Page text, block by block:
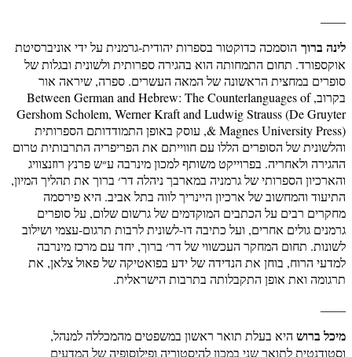
לינה ברוך הוסמכה כדוקטור בספרות יהודית-גרמנית על ידי אוניברסיטת
אוקספורד. תחום התמחותה הוא בהגירה ספרותית ולשונית ובגלות של
סופרים במחצית הראשונה של המאה העשרים. ספרה, שיראה אור
בקרוב, Between German and Hebrew: The Counterlanguages of
Gershom Scholem, Werner Kraft and Ludwig Strauss (De Gruyter
& Magnes University Press), עוסק באופן התמודדותם הספרותית
והלשונית של הסופרים הללו עם חווייתם את הפריפריה התרבותית טרום
ההגירה ולאחריה. בפרוייקט משותף למכון מינרבה ע״ש פרנץ רוזנצוויג
והארכיון הספרותי של גרמניה במארבך ניהלה דר׳ ברוך את תהליך המיון,
התיעוד והמחשוב של ארכיון היינריך לווה בתל אביב. היא פירסמה
מחקרים רבים על הכתבים המוקדמים של גרשום שלום, על סופרים
גרמנים גולים אחרים, ועל כתיבה דו-לשונית לרבות תרגום-עצמי ושילוב
לשונות. תחום המחקר העכשווי של דר׳ ברוך, יחד עם מרכז מינרבה
למדעי הרוח, בוחן את הנדידה של ידע בפואטיקה של פאול צלאן, את
תרגומה ואת אופן התקבלותה בתרבות הישראלית.
מיכל ברוש היא בעלת תואר ראשון במשפטים מהמכללה למנהל,
וסטודנטית לתואר שני במכון להיסטוריה ופילוסופיה של המדעים